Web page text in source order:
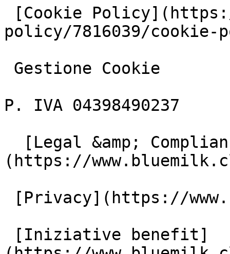
policy/7816039/
P. IVA 04398490237
(https://